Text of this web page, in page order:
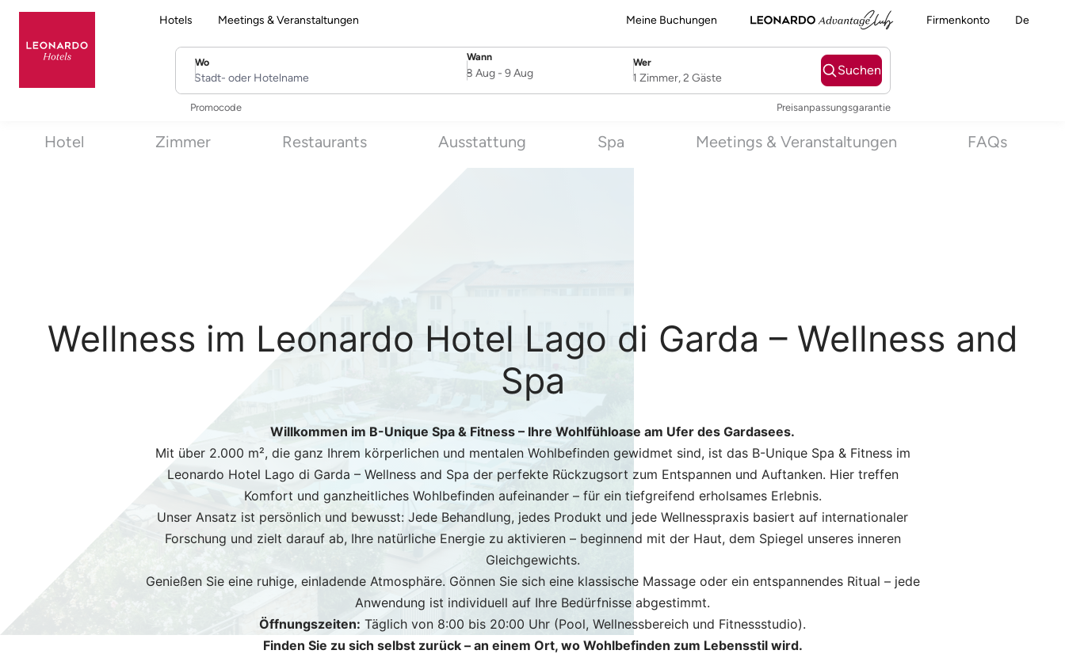
Hotels Meetings & Veranstaltungen Meine Buchungen Firmenkonto De
Wo
Stadt- oder Hotelname
Wann
SelectDate
8 Aug- 9 Aug
Wer
Username
1 Zimmer, 2 Gäste
Suchen
Promocode Preisanpassungsgarantie
Hotel Zimmer Restaurants Ausstattung Spa Meetings & Veranstaltungen FAQs
Wellness im Leonardo Hotel Lago di Garda – Wellness and
Spa
Willkommen im B-Unique Spa & Fitness – Ihre Wohlfühloase am Ufer des Gardasees.
Mit über 2.000 m², die ganz Ihrem körperlichen und mentalen Wohlbefinden gewidmet sind, ist das B-Unique Spa & Fitness im
Leonardo Hotel Lago di Garda – Wellness and Spa der perfekte Rückzugsort zum Entspannen und Auftanken. Hier treffen
Komfort und ganzheitliches Wohlbefinden aufeinander – für ein tiefgreifend erholsames Erlebnis.
Unser Ansatz ist persönlich und bewusst: Jede Behandlung, jedes Produkt und jede Wellnesspraxis basiert auf internationaler
Forschung und zielt darauf ab, Ihre natürliche Energie zu aktivieren – beginnend mit der Haut, dem Spiegel unseres inneren
Gleichgewichts.
Genießen Sie eine ruhige, einladende Atmosphäre. Gönnen Sie sich eine klassische Massage oder ein entspannendes Ritual – jede
Anwendung ist individuell auf Ihre Bedürfnisse abgestimmt.
Öffnungszeiten: Täglich von 8:00 bis 20:00 Uhr (Pool, Wellnessbereich und Fitnessstudio).
Finden Sie zu sich selbst zurück – an einem Ort, wo Wohlbefinden zum Lebensstil wird.